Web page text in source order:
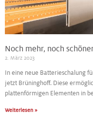
Noch mehr, noch
2. März 2023
In eine neue Batterieschalung
jetzt Brüninghoff. Diese
plattenförmigen Elementen in
Weiterlesen »